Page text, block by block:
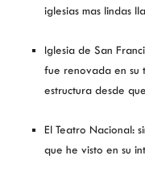
iglesias mas lindas
Iglesia de San
fue renovada en su
estructura desde
El Teatro Nacional:
que he visto en su